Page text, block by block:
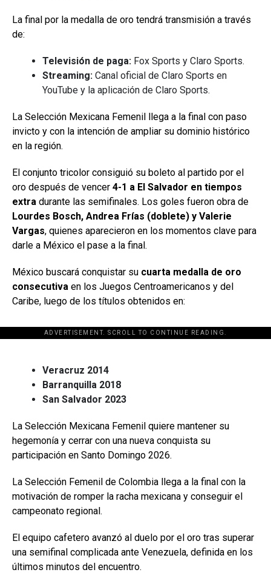
La final por la medalla de oro tendrá transmisión a través
de:
Televisión de paga: Fox Sports y Claro Sports.
Streaming: Canal oficial de Claro Sports en
YouTube y la aplicación de Claro Sports.
La Selección Mexicana Femenil llega a la final con paso
invicto y con la intención de ampliar su dominio histórico
en la región.
El conjunto tricolor consiguió su boleto al partido por el
oro después de vencer 4-1 a El Salvador en tiempos
extra durante las semifinales. Los goles fueron obra de
Lourdes Bosch, Andrea Frías (doblete) y Valerie
Vargas, quienes aparecieron en los momentos clave para
darle a México el pase a la final.
México buscará conquistar su cuarta medalla de oro
consecutiva en los Juegos Centroamericanos y del
Caribe, luego de los títulos obtenidos en:
ADVERTISEMENT. SCROLL TO CONTINUE READING.
[adsforwp id="243463"]
Veracruz 2014
Barranquilla 2018
San Salvador 2023
La Selección Mexicana Femenil quiere mantener su
hegemonía y cerrar con una nueva conquista su
participación en Santo Domingo 2026.
La Selección Femenil de Colombia llega a la final con la
motivación de romper la racha mexicana y conseguir el
campeonato regional.
El equipo cafetero avanzó al duelo por el oro tras superar
una semifinal complicada ante Venezuela, definida en los
últimos minutos del encuentro.